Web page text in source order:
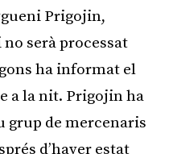
Prigojin,
no serà processat
ha informat el
a la nit. Prigojin ha
grup de mercenaris
d’haver estat